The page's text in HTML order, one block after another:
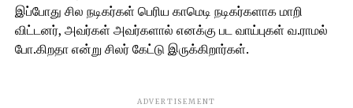
இப்போது சில நடிகர்கள் பெரிய காமெடி நடிகர்களாக மாறி
விட்டனர், அவர்கள் அவர்களால் எனக்கு பட வாய்புகள் வ.ராமல்
போ.கிறதா என்று சிலர் கேட்டு இருக்கிறார்கள்.
ADVERTISEMENT